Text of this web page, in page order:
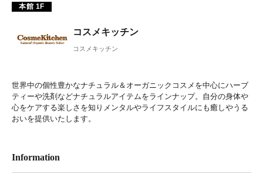
本館 1F
コスメキッチン
コスメキッチン
世界中の個性豊かなナチュラル＆オーガニックコスメを中心にハーブ
ティーや洗剤などナチュラルアイテムをラインナップ。自分の身体や
心をケアする楽しさを知りメンタルやライフスタイルにも癒しやうる
おいを提供いたします。
Information